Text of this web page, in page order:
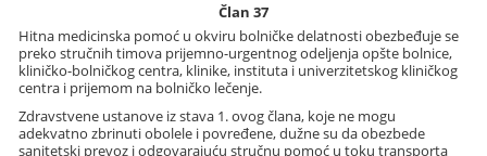
Član 37
Hitna medicinska pomoć u okviru bolničke delatnosti obezbeđuje se
preko stručnih timova prijemno-urgentnog odeljenja opšte bolnice,
kliničko-bolničkog centra, klinike, instituta i univerzitetskog kliničkog
centra i prijemom na bolničko lečenje.
Zdravstvene ustanove iz stava 1. ovog člana, koje ne mogu
adekvatno zbrinuti obolele i povređene, dužne su da obezbede
sanitetski prevoz i odgovarajuću stručnu pomoć u toku transporta